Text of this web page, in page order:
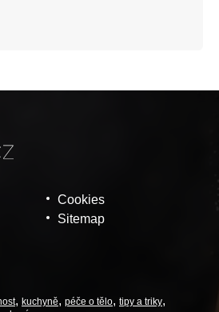
Cookies
Sitemap
kuchyně péče o tělo tipy a triky